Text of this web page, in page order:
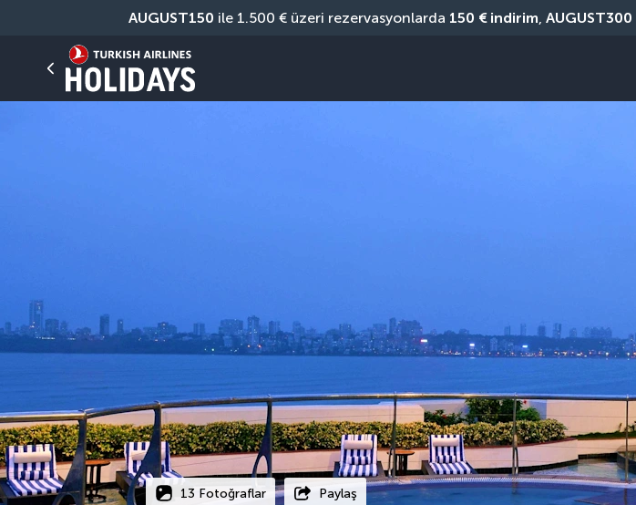
AUGUST150 ile 1.500 € üzeri rezervasyonlarda 150 € indirim, AUGUST300
13 Fotoğraflar Paylaş